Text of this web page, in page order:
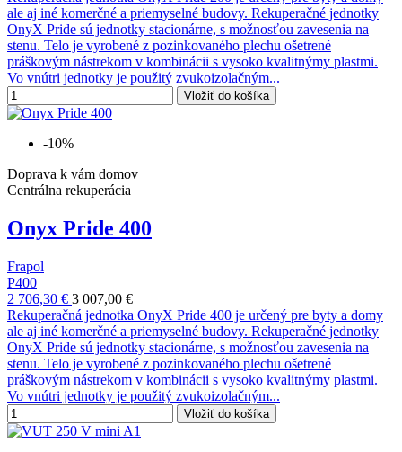
ale aj iné komerčné a priemyselné budovy. Rekuperačné jednotky
OnyX Pride sú jednotky stacionárne, s možnosťou zavesenia na
stenu. Telo je vyrobené z pozinkovaného plechu ošetrené
práškovým nástrekom v kombinácii s vysoko kvalitnýmy plastmi.
Vo vnútri jednotky je použitý zvukoizolačným...
Vložiť do košíka
-10%
Doprava k vám domov
Centrálna rekuperácia
Onyx Pride 400
Frapol
P400
2 706,30 € 3 007,00 €
Rekuperačná jednotka OnyX Pride 400 je určený pre byty a domy
ale aj iné komerčné a priemyselné budovy. Rekuperačné jednotky
OnyX Pride sú jednotky stacionárne, s možnosťou zavesenia na
stenu. Telo je vyrobené z pozinkovaného plechu ošetrené
práškovým nástrekom v kombinácii s vysoko kvalitnýmy plastmi.
Vo vnútri jednotky je použitý zvukoizolačným...
Vložiť do košíka